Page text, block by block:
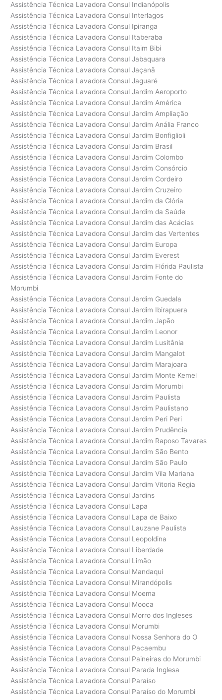
Assistência Técnica Lavadora Consul Indianópolis
Assistência Técnica Lavadora Consul Interlagos
Assistência Técnica Lavadora Consul Ipiranga
Assistência Técnica Lavadora Consul Itaberaba
Assistência Técnica Lavadora Consul Itaim Bibi
Assistência Técnica Lavadora Consul Jabaquara
Assistência Técnica Lavadora Consul Jaçanã
Assistência Técnica Lavadora Consul Jaguaré
Assistência Técnica Lavadora Consul Jardim Aeroporto
Assistência Técnica Lavadora Consul Jardim América
Assistência Técnica Lavadora Consul Jardim Ampliação
Assistência Técnica Lavadora Consul Jardim Anália Franco
Assistência Técnica Lavadora Consul Jardim Bonfiglioli
Assistência Técnica Lavadora Consul Jardim Brasil
Assistência Técnica Lavadora Consul Jardim Colombo
Assistência Técnica Lavadora Consul Jardim Consórcio
Assistência Técnica Lavadora Consul Jardim Cordeiro
Assistência Técnica Lavadora Consul Jardim Cruzeiro
Assistência Técnica Lavadora Consul Jardim da Glória
Assistência Técnica Lavadora Consul Jardim da Saúde
Assistência Técnica Lavadora Consul Jardim das Acácias
Assistência Técnica Lavadora Consul Jardim das Vertentes
Assistência Técnica Lavadora Consul Jardim Europa
Assistência Técnica Lavadora Consul Jardim Everest
Assistência Técnica Lavadora Consul Jardim Flórida Paulista
Assistência Técnica Lavadora Consul Jardim Fonte do
Morumbi
Assistência Técnica Lavadora Consul Jardim Guedala
Assistência Técnica Lavadora Consul Jardim Ibirapuera
Assistência Técnica Lavadora Consul Jardim Japão
Assistência Técnica Lavadora Consul Jardim Leonor
Assistência Técnica Lavadora Consul Jardim Lusitânia
Assistência Técnica Lavadora Consul Jardim Mangalot
Assistência Técnica Lavadora Consul Jardim Marajoara
Assistência Técnica Lavadora Consul Jardim Monte Kemel
Assistência Técnica Lavadora Consul Jardim Morumbi
Assistência Técnica Lavadora Consul Jardim Paulista
Assistência Técnica Lavadora Consul Jardim Paulistano
Assistência Técnica Lavadora Consul Jardim Peri Peri
Assistência Técnica Lavadora Consul Jardim Prudência
Assistência Técnica Lavadora Consul Jardim Raposo Tavares
Assistência Técnica Lavadora Consul Jardim São Bento
Assistência Técnica Lavadora Consul Jardim São Paulo
Assistência Técnica Lavadora Consul Jardim Vila Mariana
Assistência Técnica Lavadora Consul Jardim Vitoria Regia
Assistência Técnica Lavadora Consul Jardins
Assistência Técnica Lavadora Consul Lapa
Assistência Técnica Lavadora Consul Lapa de Baixo
Assistência Técnica Lavadora Consul Lauzane Paulista
Assistência Técnica Lavadora Consul Leopoldina
Assistência Técnica Lavadora Consul Liberdade
Assistência Técnica Lavadora Consul Limão
Assistência Técnica Lavadora Consul Mandaqui
Assistência Técnica Lavadora Consul Mirandópolis
Assistência Técnica Lavadora Consul Moema
Assistência Técnica Lavadora Consul Mooca
Assistência Técnica Lavadora Consul Morro dos Ingleses
Assistência Técnica Lavadora Consul Morumbi
Assistência Técnica Lavadora Consul Nossa Senhora do O
Assistência Técnica Lavadora Consul Pacaembu
Assistência Técnica Lavadora Consul Paineiras do Morumbi
Assistência Técnica Lavadora Consul Parada Inglesa
Assistência Técnica Lavadora Consul Paraíso
Assistência Técnica Lavadora Consul Paraíso do Morumbi